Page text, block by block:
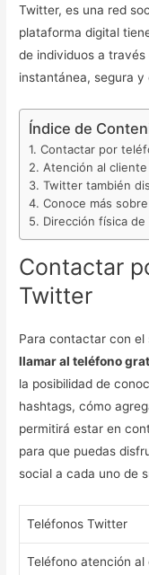
Twitter, es una red
plataforma digital
de individuos a
instantánea, segura y
Índice de
Contactar por
Atención al
Twitter también
Conoce más
Dirección física
Contactar
Twitter
Para contactar con
llamar al teléfono
la posibilidad de
hashtags, cómo
permitirá estar en
para que puedas
social a cada uno de
Teléfonos Twitter
Teléfono atención